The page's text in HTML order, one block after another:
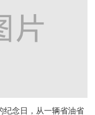
纪念日，从一辆省油省